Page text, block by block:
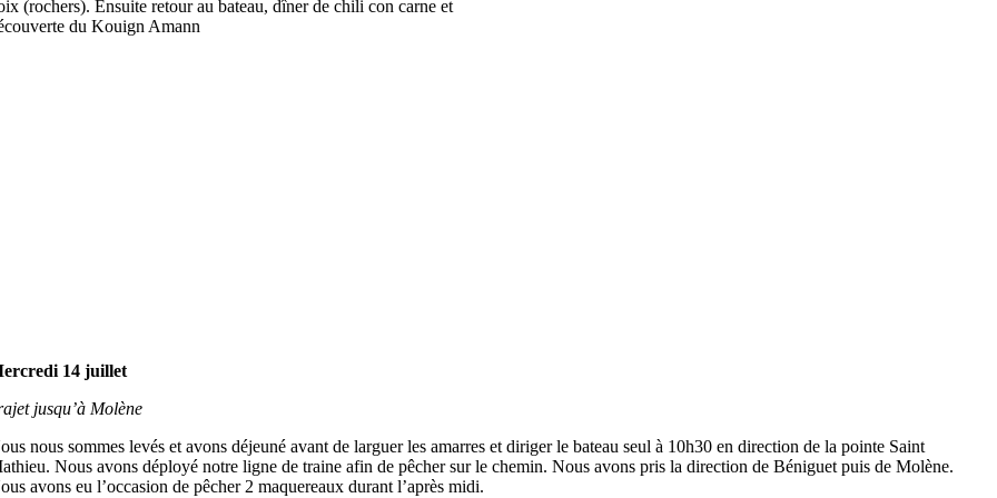
(rochers). Ensuite retour au bateau, dîner de chili con carne et
du Kouign Amann
14 juillet
jusqu’à Molène
nous sommes levés et avons déjeuné avant de larguer les amarres et diriger le bateau seul à 10h30 en direction de la pointe Saint
Nous avons déployé notre ligne de traine afin de pêcher sur le chemin. Nous avons pris la direction de Béniguet puis de Molène.
avons eu l’occasion de pêcher 2 maquereaux durant l’après midi.